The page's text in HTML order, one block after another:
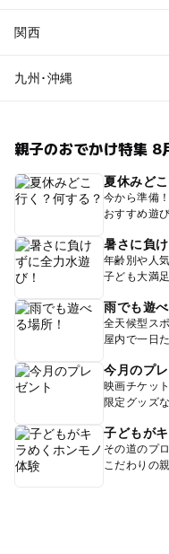
関西
九州･沖縄
親子のおでかけ特集 8
夏休みど
今から準備
おすすめ遊
暑さに負
年齢別や人
子ども大満
雨でも遊
全天候型ス
屋内で一日
今月のプ
映画チケッ
限定グッズ
子どもが
その道のプ
こだわりの